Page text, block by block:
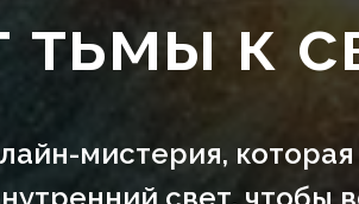
тьмы к
мистерия,